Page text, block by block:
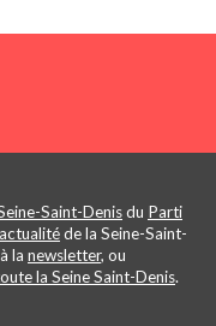
Saint-Denisdu Parti
de la Seine-Saint-
la newsletter, ou
la Seine Saint-Denis.